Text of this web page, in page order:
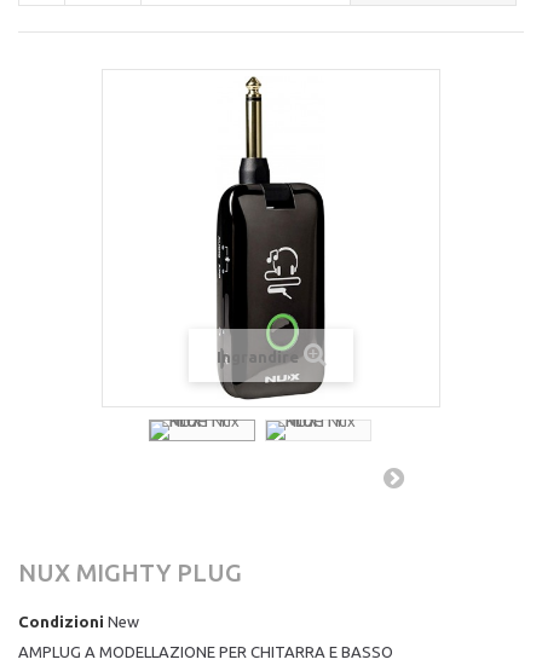
Ingrandire
NUX MIGHTY PLUG
Condizioni New
AMPLUG A MODELLAZIONE PER CHITARRA E BASSO